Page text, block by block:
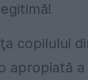
copilului
apropiată